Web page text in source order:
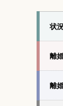
状
離
離